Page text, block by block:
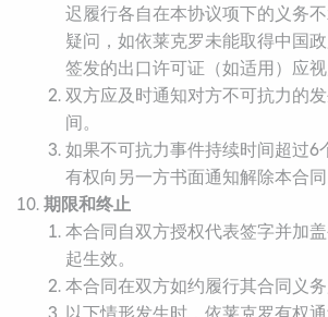
迟履行各自在本协议项下的义务
疑问，如依莱克罗未能取得中国
签发的出口许可证（如适用）应视
双方应及时通知对方不可抗力的
间。
如果不可抗力事件持续时间超过6
有权向另一方书面通知解除本合同
期限和终止
本合同自双方授权代表签字并加
起生效。
本合同在双方如约履行其合同义务